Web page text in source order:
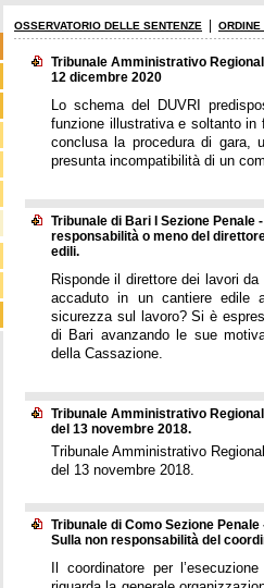
OSSERVATORIO DELLE SENTENZE ORDINE
Tribunale Amministrativo
12 dicembre 2020
Lo schema del DUVRI
funzione illustrativa e soltanto
conclusa la procedura di gara,
presunta incompatibilità di un
Tribunale di Bari I Sezione Penale
responsabilità o meno del
edili.
Risponde il direttore dei lavori
accaduto in un cantiere edile
sicurezza sul lavoro? Si è
di Bari avanzando le sue
della Cassazione.
Tribunale Amministrativo
del 13 novembre 2018.
Tribunale Amministrativo
del 13 novembre 2018.
Tribunale di Como Sezione
Sulla non responsabilità del
Il coordinatore per